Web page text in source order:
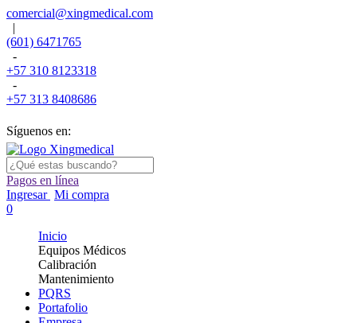
comercial@xingmedical.com
|
(601) 6471765
-
+57 310 8123318
-
+57 313 8408686
Síguenos en:
Pagos en línea
Ingresar Mi compra
0
Inicio
Equipos Médicos
Calibración
Mantenimiento
PQRS
Portafolio